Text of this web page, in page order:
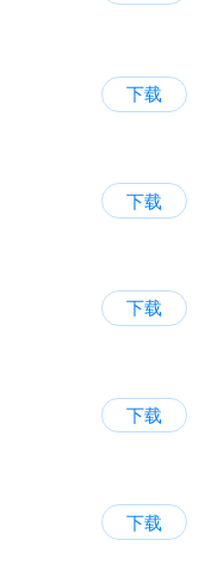
下载
下载
下载
下载
下载